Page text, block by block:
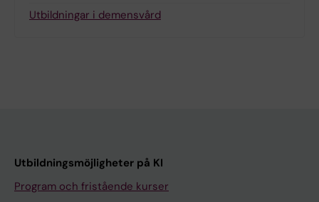
Utbildningar i demensvård
Utbildningsmöjligheter på KI
Program och fristående kurser